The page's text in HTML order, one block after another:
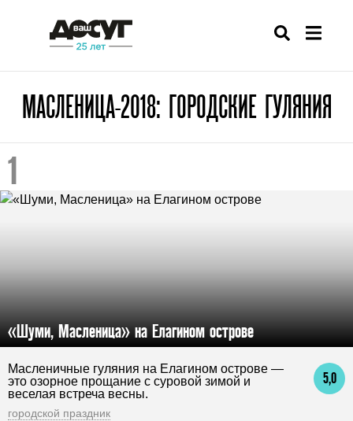
МАСЛЕНИЦА-2018: ГОРОДСКИЕ ГУЛЯНИЯ
«Шуми, Масленица» на Елагином острове
5,0
Масленичные гуляния на Елагином острове —
это озорное прощание с суровой зимой и
веселая встреча весны.
городской праздник